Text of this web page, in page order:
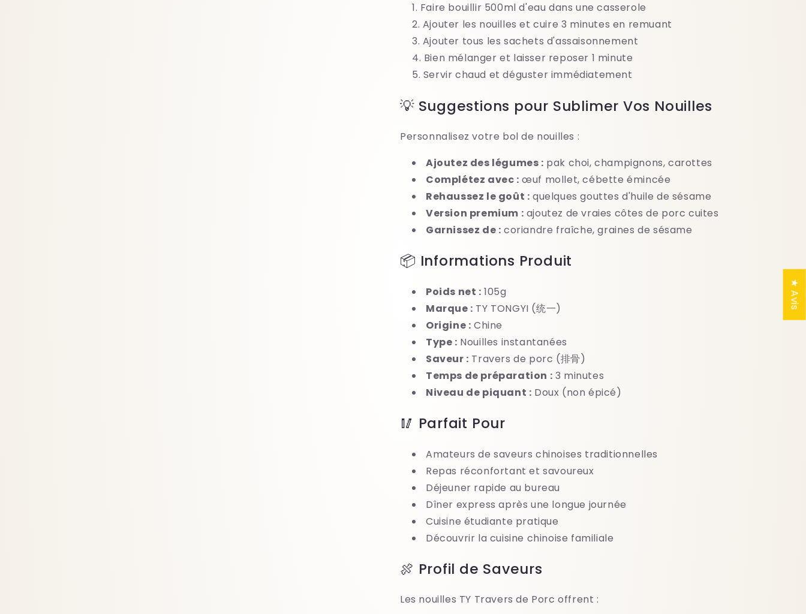
Faire bouillir 500ml d'eau dans une casserole
Ajouter les nouilles et cuire 3 minutes en remuant
Ajouter tous les sachets d'assaisonnement
Bien mélanger et laisser reposer 1 minute
Servir chaud et déguster immédiatement
💡 Suggestions pour Sublimer Vos Nouilles
Personnalisez votre bol de nouilles :
Ajoutez des légumes : pak choi, champignons, carottes
Complétez avec : œuf mollet, cébette émincée
Rehaussez le goût : quelques gouttes d'huile de sésame
Version premium : ajoutez de vraies côtes de porc cuites
Garnissez de : coriandre fraîche, graines de sésame
📦 Informations Produit
Poids net : 105g
Marque : TY TONGYI (统一)
Origine : Chine
Type : Nouilles instantanées
Saveur : Travers de porc (排骨)
Temps de préparation : 3 minutes
Niveau de piquant : Doux (non épicé)
🥢 Parfait Pour
Amateurs de saveurs chinoises traditionnelles
Repas réconfortant et savoureux
Déjeuner rapide au bureau
Dîner express après une longue journée
Cuisine étudiante pratique
Découvrir la cuisine chinoise familiale
🍖 Profil de Saveurs
Les nouilles TY Travers de Porc offrent :
★ Avis